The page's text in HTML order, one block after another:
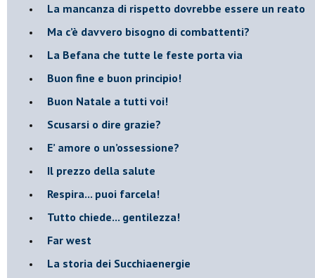
​La mancanza di rispetto dovrebbe essere un reato
​Ma c’è davvero bisogno di combattenti?
​La Befana che tutte le feste porta via
Buon fine e buon principio!
​Buon Natale a tutti voi!
​Scusarsi o dire grazie?
​E’ amore o un’ossessione?
​Il prezzo della salute
​Respira... puoi farcela!
​Tutto chiede... gentilezza!
​Far west
​La storia dei Succhiaenergie